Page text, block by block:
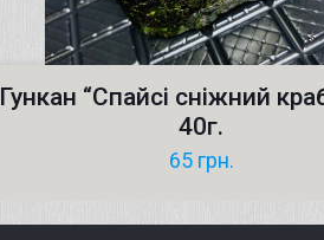
Гункан “Cпайсі сніжний
40г.
65 грн.